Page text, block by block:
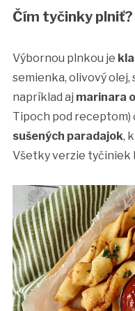
Čím tyčinky plniť?
Výbornou plnkou je
semienka, olivový olej,
napríklad aj marinara
Tipoch pod receptom)
sušených paradajok,
Všetky verzie tyčiniek